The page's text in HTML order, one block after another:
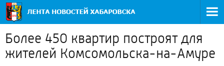
Более 450 квартир построят для
жителей Комсомольска-на-Амуре